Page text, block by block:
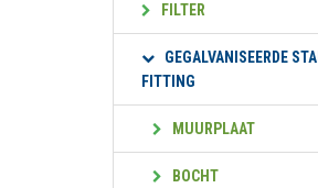
FILTER
GEGALVANISEERDE
FITTING
MUURPLAAT
BOCHT